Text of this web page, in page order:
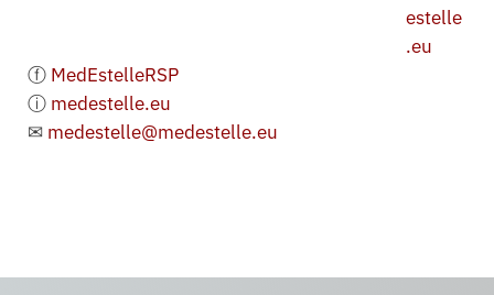
estelle
.eu
ⓕ MedEstelleRSP
ⓘ medestelle.eu
✉ medestelle@medestelle.eu